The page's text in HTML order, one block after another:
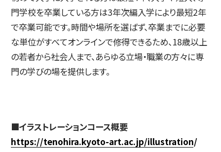
門学校を卒業している方は3年次編入学により最短2年
で卒業可能です。時間や場所を選ばず、卒業までに必要
な単位がすべてオンラインで修得できるため、18歳以上
の若者から社会人まで、あらゆる立場・職業の方々に専
門の学びの場を提供します。
■イラストレーションコース概要
https://tenohira.kyoto-art.ac.jp/illustration/